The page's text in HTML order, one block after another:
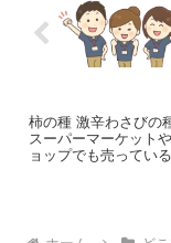
柿の種 激辛わさびの
スーパーマーケット
ョップでも売ってい